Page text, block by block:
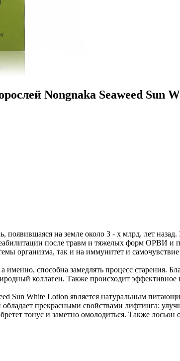
Nongnaka Seaweed Sun
появившаяся на земле около 3 - х млрд. лет
после травм и тяжелых форм ОРВИ
организма, так и на иммунитет и
способна замедлять процесс старения.
коллаген. Также происходит
Sun White Lotion является натуральным
прекрасными свойствами лифтинга:
тонус и заметно омолодиться. Также